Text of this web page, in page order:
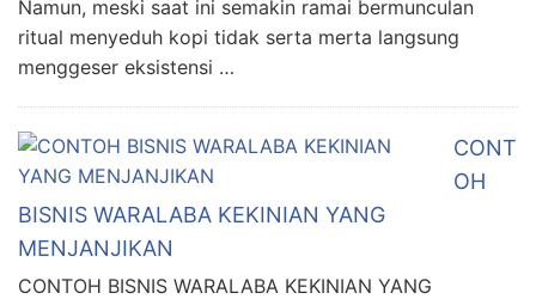
Namun, meski saat ini semakin ramai bermunculan
ritual menyeduh kopi tidak serta merta langsung
menggeser eksistensi …
CONT
OH
BISNIS WARALABA KEKINIAN YANG
MENJANJIKAN
CONTOH BISNIS WARALABA KEKINIAN YANG